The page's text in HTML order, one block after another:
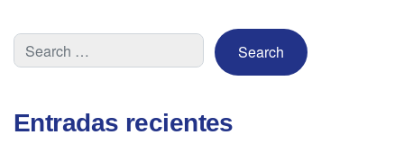
Entradas recientes